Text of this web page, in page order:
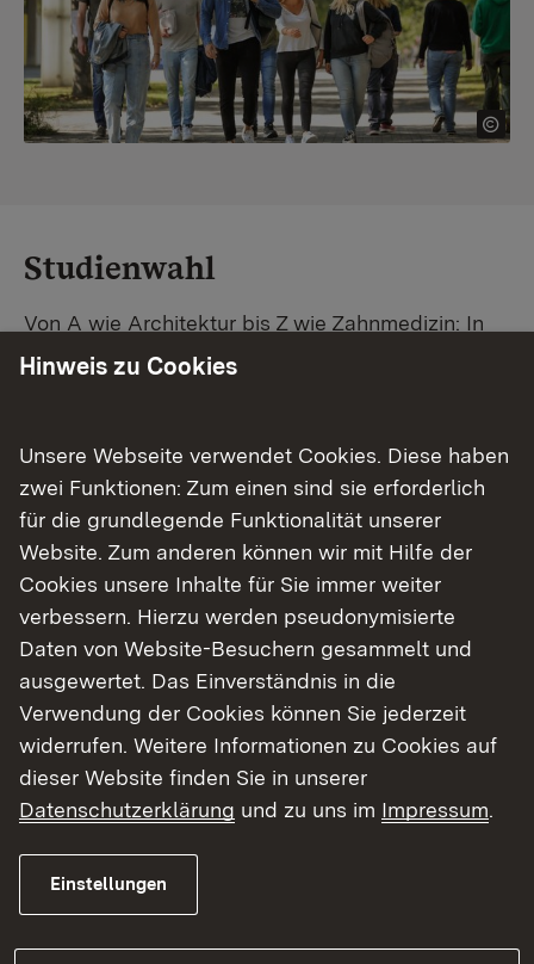
Studienwahl
Von A wie Architektur bis Z wie Zahnmedizin: In
Baden-Württemberg warten unzählige
Studiengangsuche schnell den passenden
Studienplatz. Außerdem gibt's eine Schritt-für-
Schritt-Anleitung zu deinem Traum-Studium.
Finde dein Studium in Baden-Württemberg
Hinweis zu Cookies
Unsere Webseite verwendet Cookies. Diese haben
zwei Funktionen: Zum einen sind sie erforderlich
für die grundlegende Funktionalität unserer
Website. Zum anderen können wir mit Hilfe der
Cookies unsere Inhalte für Sie immer weiter
verbessern. Hierzu werden pseudonymisierte
Daten von Website-Besuchern gesammelt und
ausgewertet. Das Einverständnis in die
Verwendung der Cookies können Sie jederzeit
widerrufen. Weitere Informationen zu Cookies auf
dieser Website finden Sie in unserer
Datenschutzerklärung und zu uns im Impressum.
Einstellungen